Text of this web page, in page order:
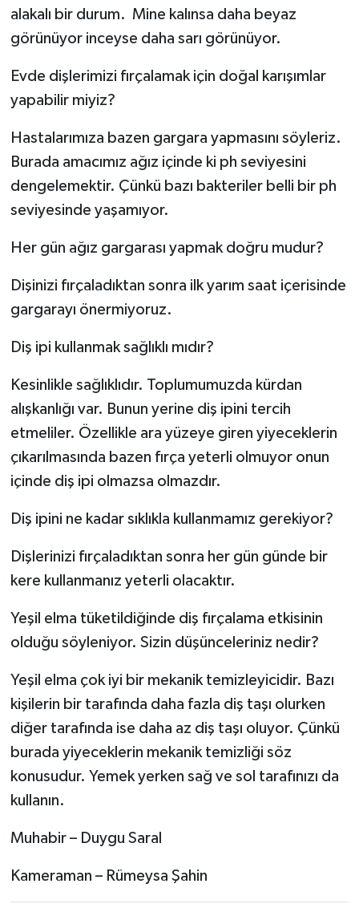
alakalı bir durum. Mine kalınsa daha beyaz
görünüyor inceyse daha sarı görünüyor.
Evde dişlerimizi fırçalamak için doğal karışımlar
yapabilir miyiz?
Hastalarımıza bazen gargara yapmasını söyleriz.
Burada amacımız ağız içinde ki ph seviyesini
dengelemektir. Çünkü bazı bakteriler belli bir ph
seviyesinde yaşamıyor.
Her gün ağız gargarası yapmak doğru mudur?
Dişinizi fırçaladıktan sonra ilk yarım saat içerisinde
gargarayı önermiyoruz.
Diş ipi kullanmak sağlıklı mıdır?
Kesinlikle sağlıklıdır. Toplumumuzda kürdan
alışkanlığı var. Bunun yerine diş ipini tercih
etmeliler. Özellikle ara yüzeye giren yiyeceklerin
çıkarılmasında bazen fırça yeterli olmuyor onun
içinde diş ipi olmazsa olmazdır.
Diş ipini ne kadar sıklıkla kullanmamız gerekiyor?
Dişlerinizi fırçaladıktan sonra her gün günde bir
kere kullanmanız yeterli olacaktır.
Yeşil elma tüketildiğinde diş fırçalama etkisinin
olduğu söyleniyor. Sizin düşünceleriniz nedir?
Yeşil elma çok iyi bir mekanik temizleyicidir. Bazı
kişilerin bir tarafında daha fazla diş taşı olurken
diğer tarafında ise daha az diş taşı oluyor. Çünkü
burada yiyeceklerin mekanik temizliği söz
konusudur. Yemek yerken sağ ve sol tarafınızı da
kullanın.
Muhabir – Duygu Saral
Kameraman – Rümeysa Şahin